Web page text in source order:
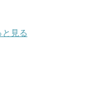
見る